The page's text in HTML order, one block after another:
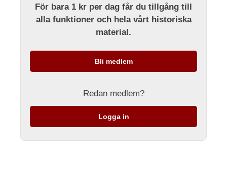
För bara 1 kr per dag får du tillgång till
alla funktioner och hela vårt historiska
material.
Bli medlem
Redan medlem?
Logga in